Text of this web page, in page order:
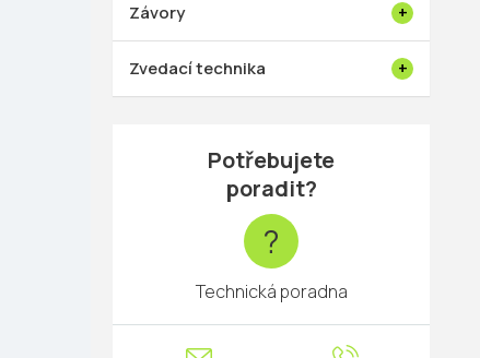
Závory
Zvedací technika
Potřebujete
poradit?
?
Technická poradna